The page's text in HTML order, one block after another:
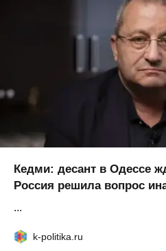
Кедми: десант в Одессе
Россия решила вопрос
...
k-politika.ru